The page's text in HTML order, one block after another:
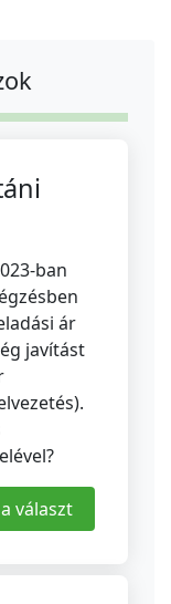
ban
ár
javítást
választ